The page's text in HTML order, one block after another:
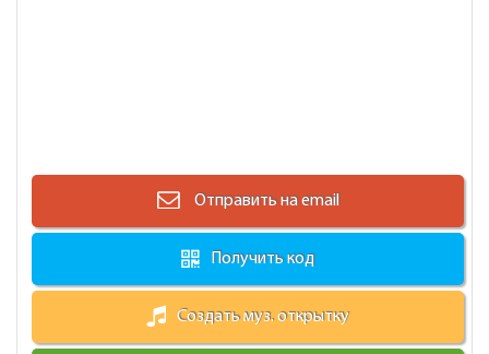
Отправить на email
Получить код
Создать муз. открытку